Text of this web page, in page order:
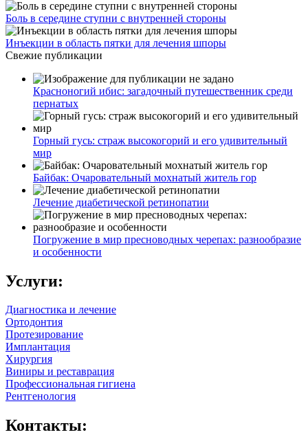
Боль в середине ступни с внутренней стороны
Инъекции в область пятки для лечения шпоры
Свежие публикации
Красноногий ибис: загадочный путешественник среди
пернатых
Горный гусь: страж высокогорий и его удивительный
мир
Байбак: Очаровательный мохнатый житель гор
Лечение диабетической ретинопатии
Погружение в мир пресноводных черепах: разнообразие
и особенности
Услуги:
Диагностика и лечение
Ортодонтия
Протезирование
Имплантация
Хирургия
Виниры и реставрация
Профессиональная гигиена
Рентгенология
Контакты: